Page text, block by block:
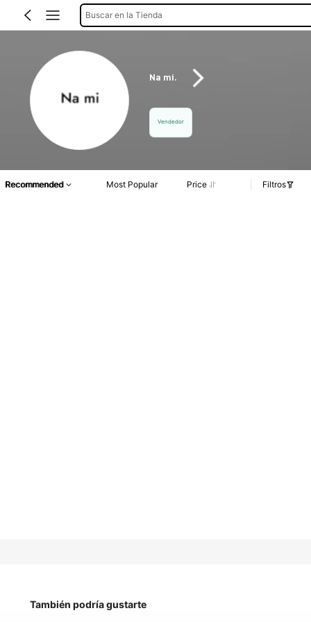
Buscar en la Tienda
Na mi.
Vendedor
Recommended Most Popular Price Filtros
También podría gustarte